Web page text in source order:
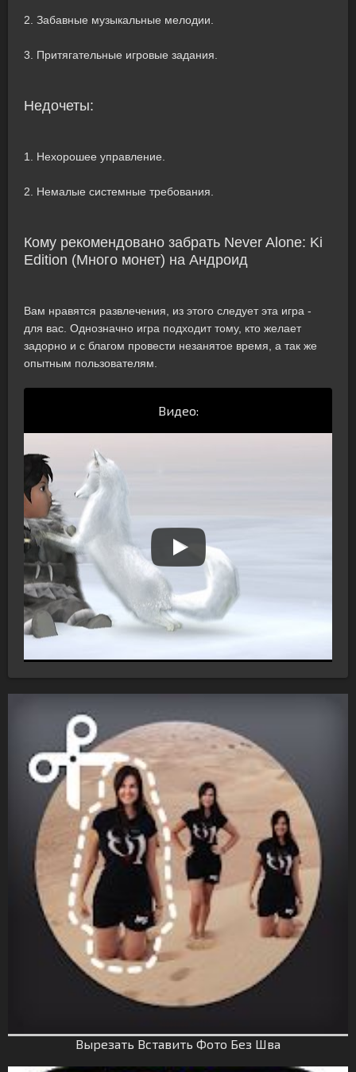
2. Забавные музыкальные мелодии.
3. Притягательные игровые задания.
Недочеты:
1. Нехорошее управление.
2. Немалые системные требования.
Кому рекомендовано забрать Never Alone: Ki
Edition (Много монет) на Андроид
Вам нравятся развлечения, из этого следует эта игра -
для вас. Однозначно игра подходит тому, кто желает
задорно и с благом провести незанятое время, а так же
опытным пользователям.
Видео:
Вырезать Вставить Фото Без Шва